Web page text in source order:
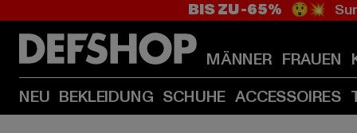
BIS ZU -65% 😲💥
MÄNNER FRAUEN
NEU BEKLEIDUNG SCHUHE ACCESSOIRES